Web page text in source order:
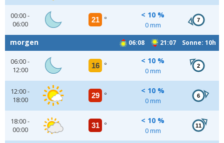
00:00 -
06:00
21 °
< 10 %
0 mm
7
06:08 21:07 Sonne: 10h
morgen
06:00 -
12:00
16 °
< 10 %
0 mm
2
12:00 -
18:00
29 °
< 10 %
0 mm
6
18:00 -
00:00
31 °
< 10 %
0 mm
11